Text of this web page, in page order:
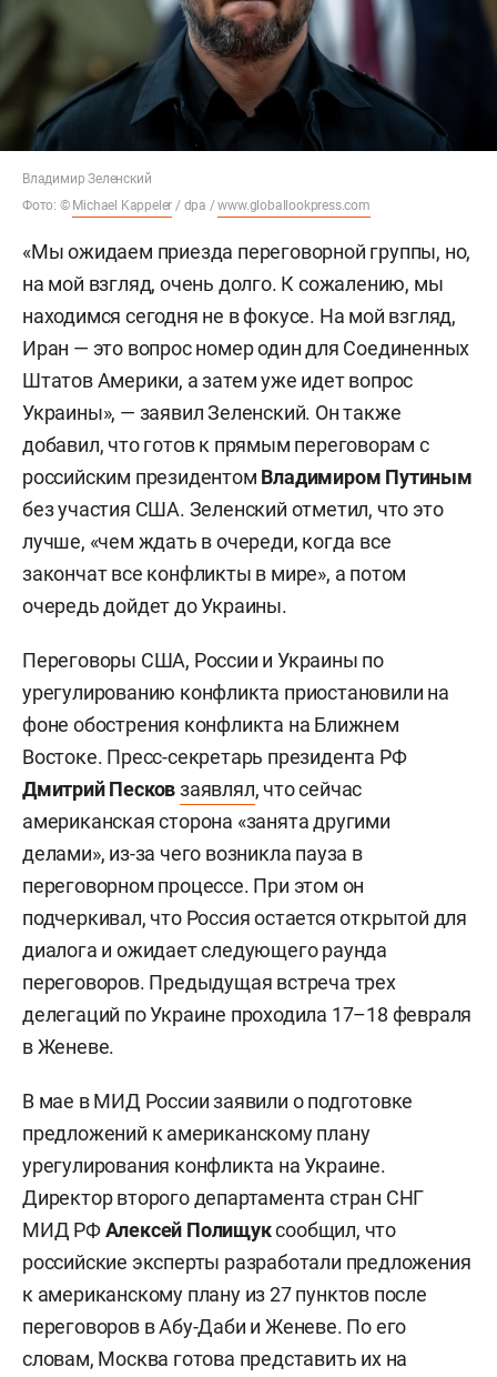
Владимир Зеленский
Фото: © Michael Kappeler / dpa /www.globallookpress.com
«Мы ожидаем приезда переговорной группы, но,
на мой взгляд, очень долго. К сожалению, мы
находимся сегодня не в фокусе. На мой взгляд,
Иран — это вопрос номер один для Соединенных
Штатов Америки, а затем уже идет вопрос
Украины», — заявил Зеленский. Он также
добавил, что готов к прямым переговорам с
российским президентом Владимиром Путиным
без участия США. Зеленский отметил, что это
лучше, «чем ждать в очереди, когда все
закончат все конфликты в мире», а потом
очередь дойдет до Украины.
Переговоры США, России и Украины по
урегулированию конфликта приостановили на
фоне обострения конфликта на Ближнем
Востоке. Пресс-секретарь президента РФ
Дмитрий Песковзаявлял, что сейчас
американская сторона «занята другими
делами», из-за чего возникла пауза в
переговорном процессе. При этом он
подчеркивал, что Россия остается открытой для
диалога и ожидает следующего раунда
переговоров. Предыдущая встреча трех
делегаций по Украине проходила 17–18 февраля
в Женеве.
В мае в МИД России заявили о подготовке
предложений к американскому плану
урегулирования конфликта на Украине.
Директор второго департамента стран СНГ
МИД РФАлексей Полищуксообщил, что
российские эксперты разработали предложения
к американскому плану из 27 пунктов после
переговоров в Абу-Даби и Женеве. По его
словам, Москва готова представить их на